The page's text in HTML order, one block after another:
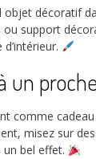
décoratif
ou support
un
comme
misez sur
bel effet.